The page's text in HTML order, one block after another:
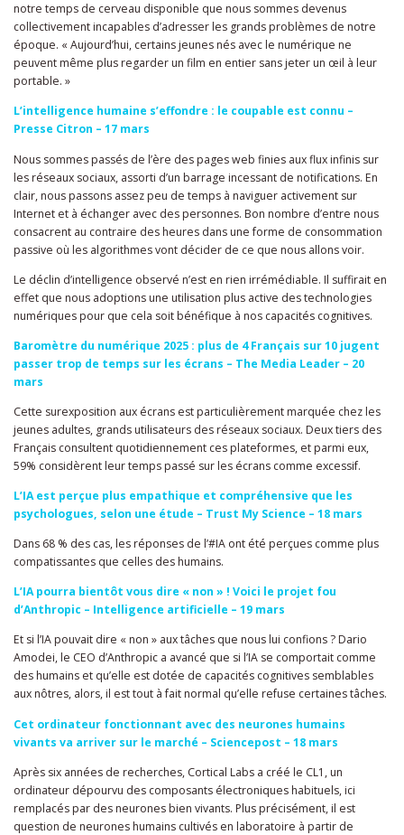
notre temps de cerveau disponible que nous sommes devenus
collectivement incapables d’adresser les grands problèmes de notre
époque. « Aujourd’hui, certains jeunes nés avec le numérique ne
peuvent même plus regarder un film en entier sans jeter un œil à leur
portable. »
L’intelligence humaine s’effondre : le coupable est connu –
Presse Citron – 17 mars
Nous sommes passés de l’ère des pages web finies aux flux infinis sur
les réseaux sociaux, assorti d’un barrage incessant de notifications. En
clair, nous passons assez peu de temps à naviguer activement sur
Internet et à échanger avec des personnes. Bon nombre d’entre nous
consacrent au contraire des heures dans une forme de consommation
passive où les algorithmes vont décider de ce que nous allons voir.
Le déclin d’intelligence observé n’est en rien irrémédiable. Il suffirait en
effet que nous adoptions une utilisation plus active des technologies
numériques pour que cela soit bénéfique à nos capacités cognitives.
Baromètre du numérique 2025 : plus de 4 Français sur 10 jugent
passer trop de temps sur les écrans – The Media Leader – 20
mars
Cette surexposition aux écrans est particulièrement marquée chez les
jeunes adultes, grands utilisateurs des réseaux sociaux. Deux tiers des
Français consultent quotidiennement ces plateformes, et parmi eux,
59% considèrent leur temps passé sur les écrans comme excessif.
L’IA est perçue plus empathique et compréhensive que les
psychologues, selon une étude – Trust My Science – 18 mars
Dans 68 % des cas, les réponses de l’#IA ont été perçues comme plus
compatissantes que celles des humains.
L’IA pourra bientôt vous dire « non » ! Voici le projet fou
d’Anthropic – Intelligence artificielle – 19 mars
Et si l’IA pouvait dire « non » aux tâches que nous lui confions ? Dario
Amodei, le CEO d’Anthropic a avancé que si l’IA se comportait comme
des humains et qu’elle est dotée de capacités cognitives semblables
aux nôtres, alors, il est tout à fait normal qu’elle refuse certaines tâches.
Cet ordinateur fonctionnant avec des neurones humains
vivants va arriver sur le marché – Sciencepost – 18 mars
Après six années de recherches, Cortical Labs a créé le CL1, un
ordinateur dépourvu des composants électroniques habituels, ici
remplacés par des neurones bien vivants. Plus précisément, il est
question de neurones humains cultivés en laboratoire à partir de